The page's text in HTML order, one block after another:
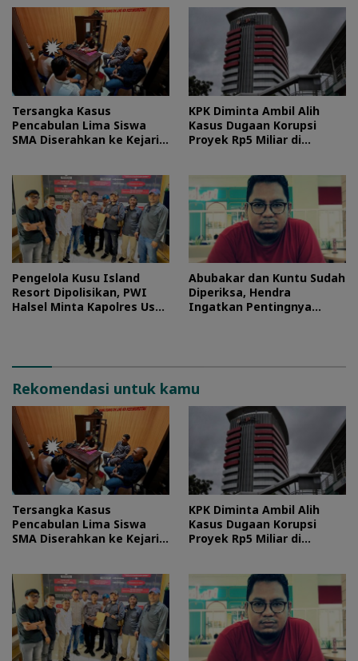
Tersangka Kasus
Pencabulan Lima Siswa
SMA Diserahkan ke Kejari
KPK Diminta Ambil Alih
Kasus Dugaan Korupsi
Proyek Rp5 Miliar di
Pengelola Kusu Island
Resort Dipolisikan, PWI
Halsel Minta Kapolres Usut
Abubakar dan Kuntu Sudah
Diperiksa, Hendra
Ingatkan Pentingnya
Rekomendasi untuk kamu
Tersangka Kasus
Pencabulan Lima Siswa
SMA Diserahkan ke Kejari
KPK Diminta Ambil Alih
Kasus Dugaan Korupsi
Proyek Rp5 Miliar di